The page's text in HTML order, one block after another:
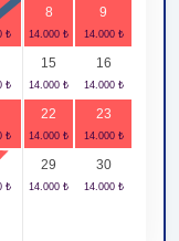
8 9
15 16
22 23
29 30